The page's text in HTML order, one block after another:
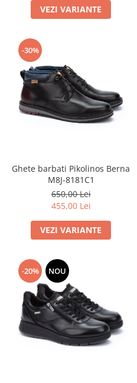
VEZI VARIANTE
-30%
Ghete barbati Pikolinos Berna
M8J-8181C1
650,00 Lei
455,00 Lei
VEZI VARIANTE
-20% NOU